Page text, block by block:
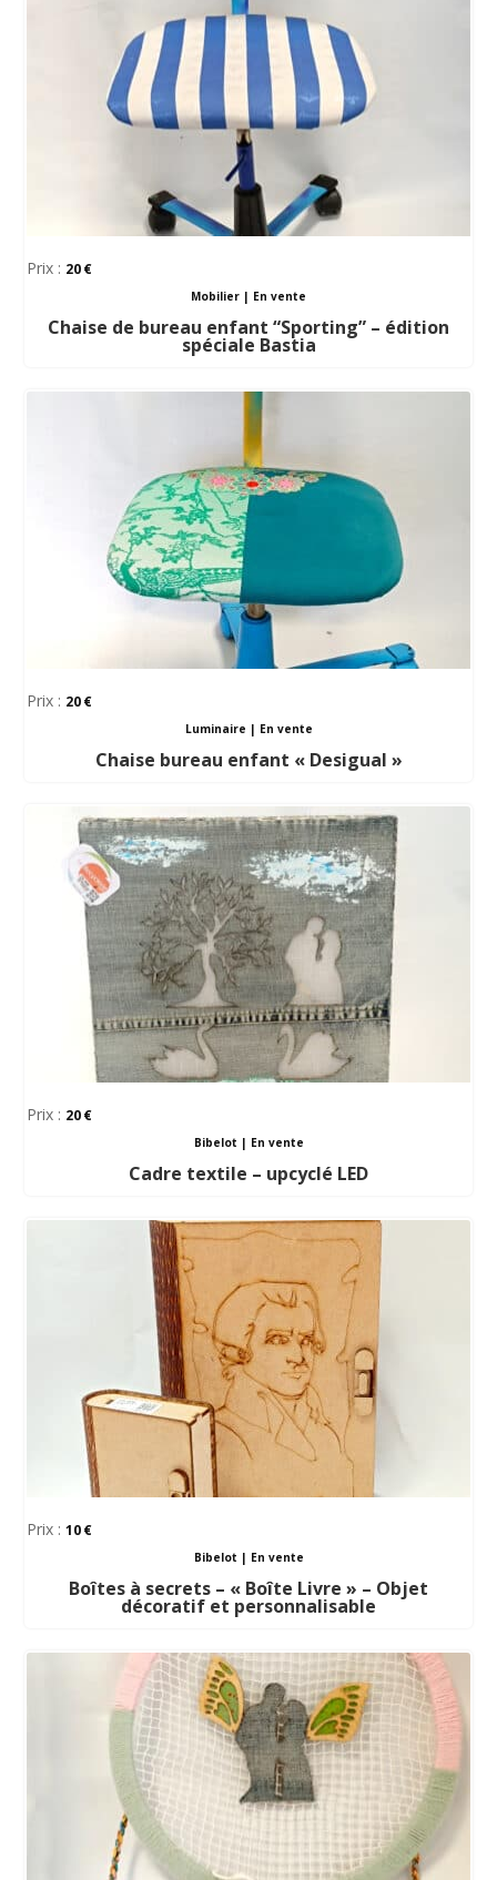
Prix : 20
Mobilier | En vente
Chaise de bureau enfant “Sporting” – édition
spéciale Bastia
Prix : 20
Luminaire | En vente
Chaise bureau enfant « Desigual »
Prix : 20
Bibelot | En vente
Cadre textile – upcyclé LED
Prix :10
Bibelot | En vente
Boîtes à secrets – « Boîte Livre » – Objet
décoratif et personnalisable